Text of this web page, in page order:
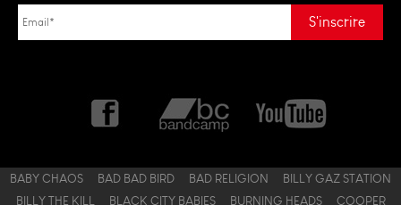
BABY CHAOS BAD BAD BIRD BAD RELIGION
BILLY GAZ STATION
BILLY THE KILL
BLACK CITY BABIES BURNING HEADS
COOPER